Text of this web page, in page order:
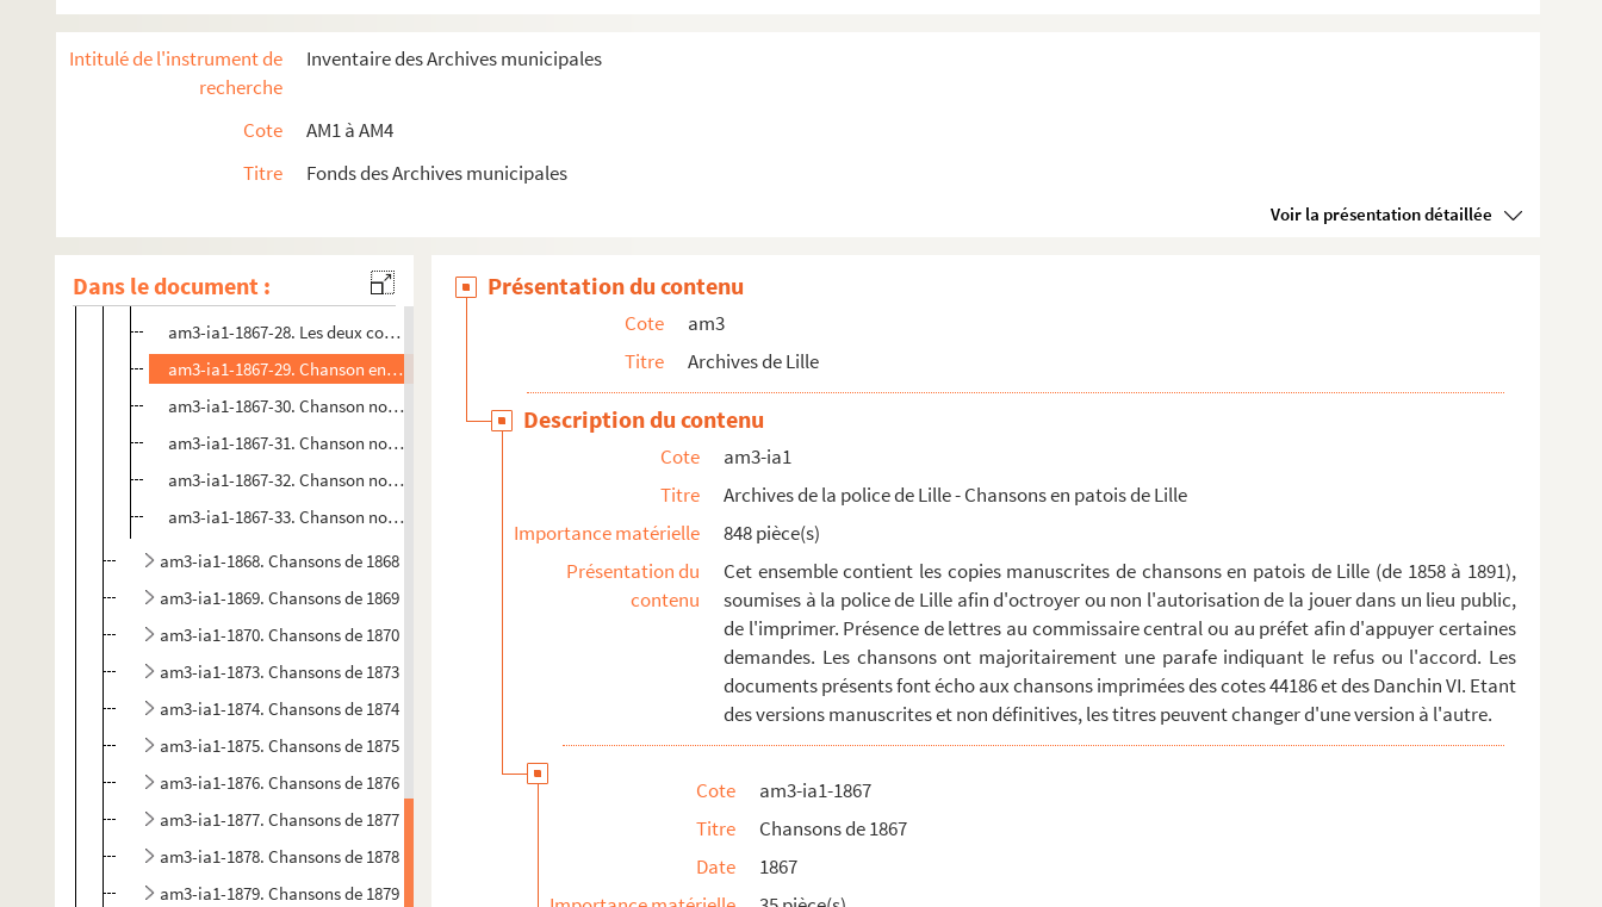
Intitulé de l'instrument de
recherche
Inventaire des Archives municipales
Cote
AM1 à AM4
Titre
Fonds des Archives municipales
Voir la présentation détaillée
Dans le document :
am3-ia1-1867-20. Chanson en patois de Lille
am3-ia1-1867-21. Chanson nouvelle en patois de Lille
am3-ia1-1867-24. Chanson en patois de Lille
am3-ia1-1867-26. Chanson nouvelle en patois de Lille
am3-ia1-1867-27. Le ptit parrain
am3-ia1-1867-28. Les deux commères ou la mode
am3-ia1-1867-29. Chanson en patois de Lille
am3-ia1-1867-30. Chanson nouvelle en patois de Lille
am3-ia1-1867-31. Chanson nouvelle en patois de Lille
am3-ia1-1867-32. Chanson nouvelle en patois de Lille
am3-ia1-1867-33. Chanson nouvelle en patois de Lille
am3-ia1-1868. Chansons de 1868
am3-ia1-1869. Chansons de 1869
am3-ia1-1870. Chansons de 1870
am3-ia1-1873. Chansons de 1873
am3-ia1-1874. Chansons de 1874
am3-ia1-1875. Chansons de 1875
am3-ia1-1876. Chansons de 1876
am3-ia1-1877. Chansons de 1877
am3-ia1-1878. Chansons de 1878
am3-ia1-1879. Chansons de 1879
Présentation du contenu
Cote
am3
Titre
Archives de Lille
Description du contenu
Cote
am3-ia1
Titre
Archives de la police de Lille - Chansons en patois de Lille
Importance matérielle
848 pièce(s)
Présentation du
contenu
Cet ensemble contient les copies manuscrites de chansons en patois de Lille (de 1858 à 1891),
soumises à la police de Lille afin d'octroyer ou non l'autorisation de la jouer dans un lieu public,
de l'imprimer. Présence de lettres au commissaire central ou au préfet afin d'appuyer certaines
demandes. Les chansons ont majoritairement une parafe indiquant le refus ou l'accord. Les
documents présents font écho aux chansons imprimées des cotes 44186 et des Danchin VI. Etant
des versions manuscrites et non définitives, les titres peuvent changer d'une version à l'autre.
Cote
am3-ia1-1867
Titre
Chansons de 1867
Date
1867